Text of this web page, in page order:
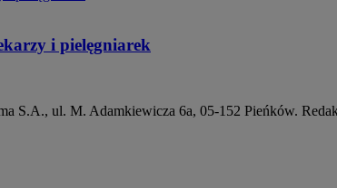
i pielęgniarek
S.A., ul. M. Adamkiewicza 6a, 05-152 Pieńków.